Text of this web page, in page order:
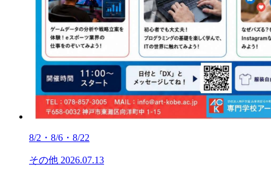
8/2・8/6・8/22
その他 2026.07.13